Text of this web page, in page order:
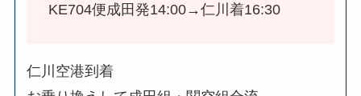
KE704便成田発14:00→仁川着16:30
仁川空港到着